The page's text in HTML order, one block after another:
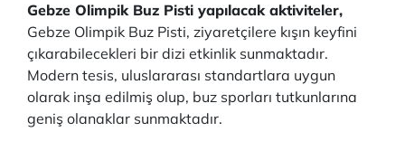
Gebze Olimpik Buz Pisti yapılacak aktiviteler,
Gebze Olimpik Buz Pisti, ziyaretçilere kışın keyfini
çıkarabilecekleri bir dizi etkinlik sunmaktadır.
Modern tesis, uluslararası standartlara uygun
olarak inşa edilmiş olup, buz sporları tutkunlarına
geniş olanaklar sunmaktadır.